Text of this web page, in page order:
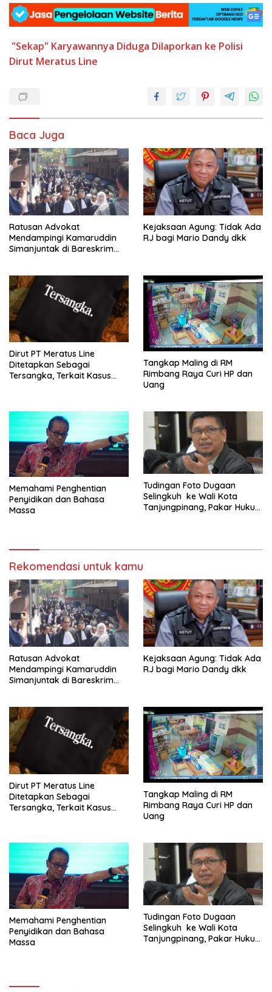
"Sekap" Karyawannya Diduga Dilaporkan ke Polisi
Dirut Meratus Line
Baca Juga
Ratusan Advokat
Mendampingi Kamaruddin
Simanjuntak di Bareskrim
Kejaksaan Agung: Tidak Ada
RJ bagi Mario Dandy dkk
Dirut PT Meratus Line
Ditetapkan Sebagai
Tersangka, Terkait Kasus
Tangkap Maling di RM
Rimbang Raya Curi HP dan
Uang
Memahami Penghentian
Penyidikan dan Bahasa
Massa
Tudingan Foto Dugaan
Selingkuh ke Wali Kota
Tanjungpinang, Pakar Hukum
Rekomendasi untuk kamu
Ratusan Advokat
Mendampingi Kamaruddin
Simanjuntak di Bareskrim
Kejaksaan Agung: Tidak Ada
RJ bagi Mario Dandy dkk
Dirut PT Meratus Line
Ditetapkan Sebagai
Tersangka, Terkait Kasus
Tangkap Maling di RM
Rimbang Raya Curi HP dan
Uang
Memahami Penghentian
Penyidikan dan Bahasa
Massa
Tudingan Foto Dugaan
Selingkuh ke Wali Kota
Tanjungpinang, Pakar Hukum